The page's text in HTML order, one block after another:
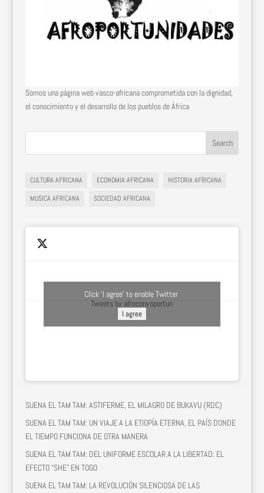
Somos una página web vasco-africana comprometida con la dignidad,
el conocimiento y el desarrollo de los pueblos de África
CULTURA AFRICANA ECONOMIA AFRICANA
HISTORIA AFRICANA
MUSICA AFRICANA
SOCIEDAD AFRICANA
Tweets by afroconyoportun
Click 'I agree' to enable Twitter
I agree
SUENA EL TAM TAM: ASTIFERME, EL MILAGRO DE BUKAVU (RDC)
SUENA EL TAM TAM: UN VIAJE A LA ETIOPÍA ETERNA, EL PAÍS DONDE
EL TIEMPO FUNCIONA DE OTRA MANERA
SUENA EL TAM TAM: DEL UNIFORME ESCOLAR A LA LIBERTAD: EL
EFECTO “SHE” EN TOGO
SUENA EL TAM TAM: LA REVOLUCIÓN SILENCIOSA DE LAS